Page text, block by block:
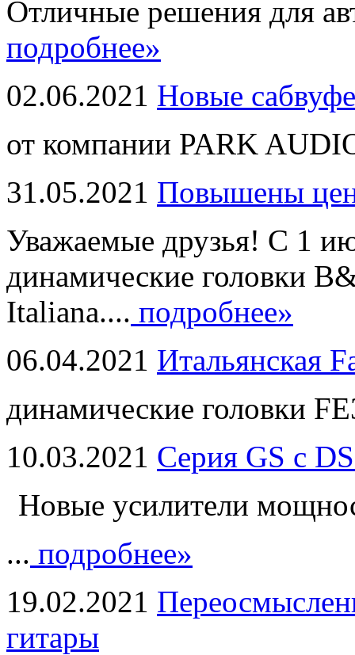
Отличные решения для
подробнее»
02.06.2021 Новые
от компании PARK
31.05.2021 Повышены
Уважаемые друзья! С 1
динамические головки
Italiana.... подробнее»
06.04.2021 Итальянская
динамические головки
10.03.2021 Серия GS с
Новые усилители
... подробнее»
19.02.2021
гитары